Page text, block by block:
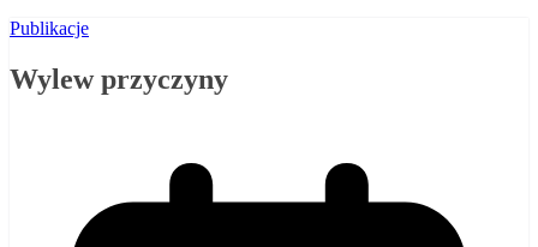
Publikacje
Wylew przyczyny